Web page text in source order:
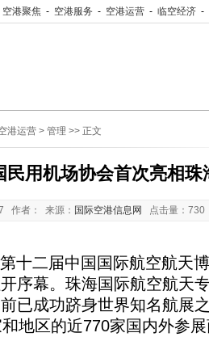
空港聚焦 - 空港服务 - 空港运营 - 临空经济 -
港运营 > 管理 >> 正文
民用机场协会首次亮相珠
作者： 来源： 国际空港信息网 点击量：
二届中国国际航空航天博
序幕。珠海国际航空航天
已成功跻身世界知名航展
地区的近770家国内外参